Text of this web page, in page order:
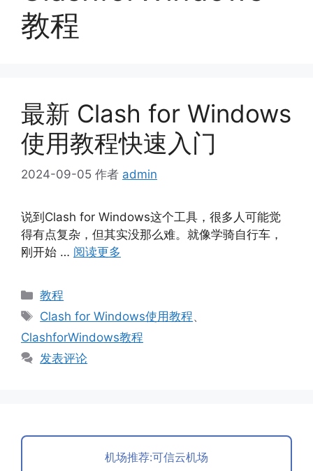
教程
最新 Clash for Windows
使用教程快速入门
2024-09-05 作者 admin
说到Clash for Windows这个工具，很多人可能觉
得有点复杂，但其实没那么难。就像学骑自行车，
刚开始 … 阅读更多
分
类
教程
标
签
Clash for Windows使用教程、
ClashforWindows教程
发表评论
机场推荐:可信云机场